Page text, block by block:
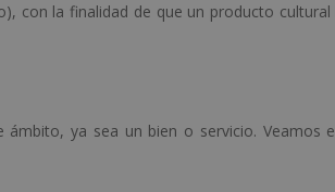
con la finalidad de que un producto cultural
ya sea un bien o servicio. Veamos